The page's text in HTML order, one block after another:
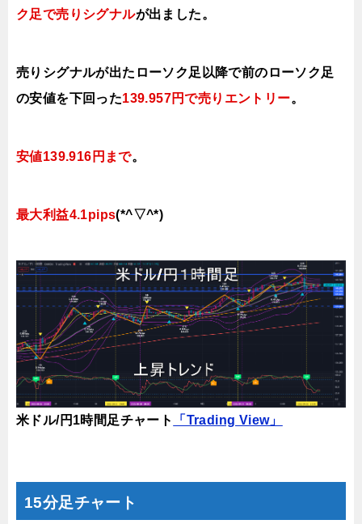
ク足で売りシグナルが出ました。
売りシグナルが出たローソク足以降で前のローソク足
の安値を下回った139.957円で売り エントリー。
安値139.916円まで。
最大利益4.1pips(*^▽^*)
米ドル/円1時間足チャート 「Trading View」
15分足チャート